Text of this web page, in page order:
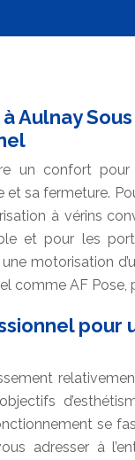
Aulnay
un confort
et sa fermeture.
à vérins
et pour les
motorisation
comme AF
se
adresser à